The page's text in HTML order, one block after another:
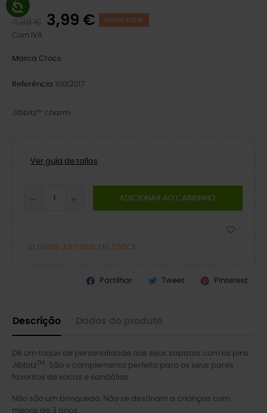
3,99 € POUPE 1,00 €
Com IVA
Marca Crocs
Referência 10012017
Jibbitz™ charm.
Ver guía de tallas
ADICIONAR AO CARRINHO
ÚLTIMOS ARTIGOS EM STOCK
Partilhar Tweet Pinterest
Descrição
Dê um toque de personalidade aos seus sapatos com os pins
JibbitzTM . São o complemento perfeito para os seus pares
favoritos de socas e sandálias.
Não são um brinquedo. Não se destinam a crianças com
menos de 3 anos.